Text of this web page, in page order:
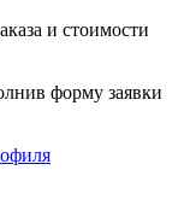
и стоимости
форму заявки